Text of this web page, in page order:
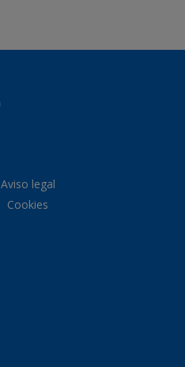
Aviso legal
Cookies